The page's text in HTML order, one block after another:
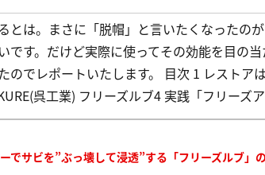
とは。まさに「脱帽」と言いたくなったの
です。だけど実際に使ってその効能を目の
のでレポートいたします。 目次 1 レストア
呉工業) フリーズルブ4 実践「フリーズ
でサビを”ぶっ壊して浸透”する「フリーズルブ」